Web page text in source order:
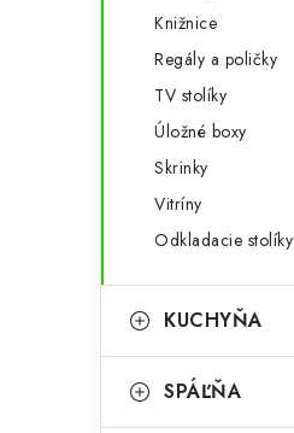
Knižnice
Regály a poličky
TV stolíky
Úložné boxy
Skrinky
Vitríny
Odkladacie stolíky
KUCHYŇA
SPÁĽŇA